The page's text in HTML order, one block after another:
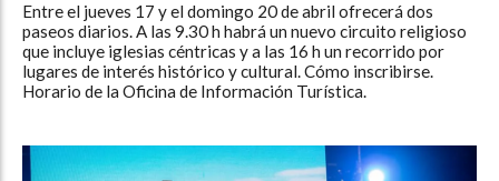
Entre el jueves 17 y el domingo 20 de abril ofrecerá dos
paseos diarios. A las 9.30 h habrá un nuevo circuito religioso
que incluye iglesias céntricas y a las 16 h un recorrido por
lugares de interés histórico y cultural. Cómo inscribirse.
Horario de la Oficina de Información Turística.